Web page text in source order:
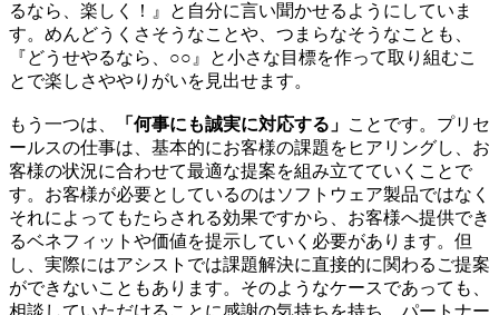
るなら、楽しく！』と自分に言い聞かせるようにしていま
す。めんどうくさそうなことや、つまらなそうなことも、
『どうせやるなら、○○』と小さな目標を作って取り組むこ
とで楽しさややりがいを見出せます。
もう一つは、 「何事にも誠実に対応する」 ことです。プリセ
ールスの仕事は、基本的にお客様の課題をヒアリングし、お
客様の状況に合わせて最適な提案を組み立てていくことで
す。お客様が必要としているのはソフトウェア製品ではなく
それによってもたらされる効果ですから、お客様へ提供でき
るベネフィットや価値を提示していく必要があります。但
し、実際にはアシストでは課題解決に直接的に関わるご提案
ができないこともあります。そのようなケースであっても、